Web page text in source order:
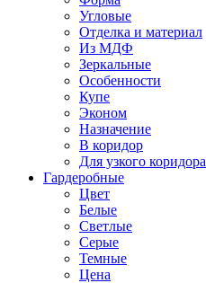
Угловые
Отделка и материал
Из МДФ
Зеркальные
Особенности
Купе
Эконом
Назначение
В коридор
Для узкого коридора
Гардеробные
Цвет
Белые
Светлые
Серые
Темные
Цена